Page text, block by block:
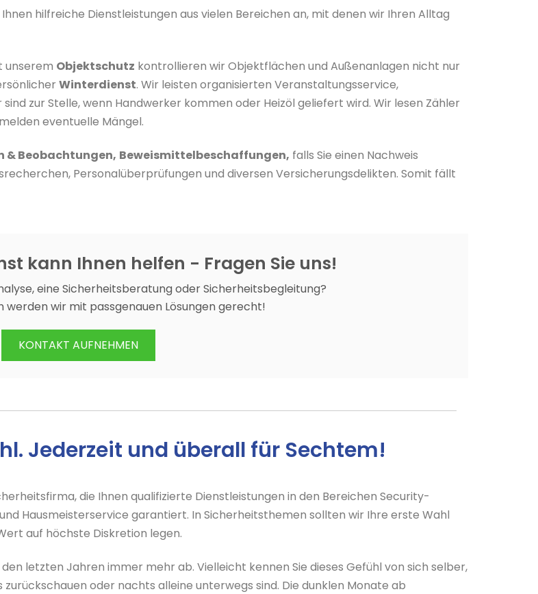
hilfreiche Dienstleistungen aus vielen Bereichen an, mit denen wir Ihren Alltag
unserem Objektschutz kontrollieren wir Objektflächen und Außenanlagen nicht nur
Winterdienst. Wir leisten organisierten Veranstaltungsservice,
sind zur Stelle, wenn Handwerker kommen oder Heizöl geliefert wird. Wir lesen Zähler
eventuelle Mängel.
& Beobachtungen, Beweismittelbeschaffungen, falls Sie einen Nachweis
Personalüberprüfungen und diversen Versicherungsdelikten. Somit fällt
kann Ihnen helfen - Fragen Sie uns!
eine Sicherheitsberatung oder Sicherheitsbegleitung?
werden wir mit passgenauen Lösungen gerecht!
KONTAKT AUFNEHMEN
Jederzeit und überall für Sechtem!
die Ihnen qualifizierte Dienstleistungen in den Bereichen Security-
Hausmeisterservice garantiert. In Sicherheitsthemen sollten wir Ihre erste Wahl
auf höchste Diskretion legen.
letzten Jahren immer mehr ab. Vielleicht kennen Sie dieses Gefühl von sich selber,
oder nachts alleine unterwegs sind. Die dunklen Monate ab